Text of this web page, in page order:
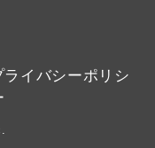
ライバシーポリシ